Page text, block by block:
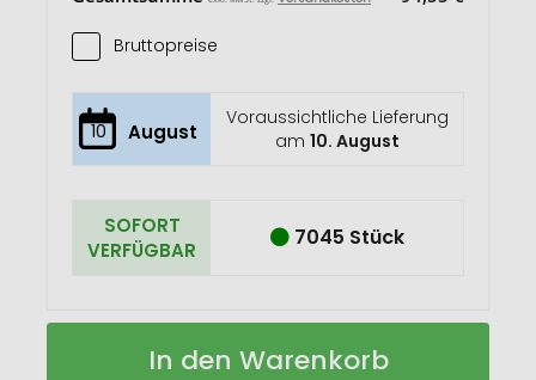
Bruttopreise
10 August
Voraussichtliche Lieferung
am 10. August
SOFORT
VERFÜGBAR
7045 Stück
Lanyard
Auf
In den Warenkorb